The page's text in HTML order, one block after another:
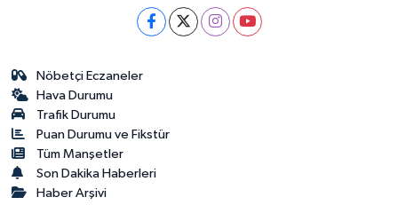
Nöbetçi Eczaneler
Hava Durumu
Trafik Durumu
Puan Durumu ve Fikstür
Tüm Manşetler
Son Dakika Haberleri
Haber Arşivi